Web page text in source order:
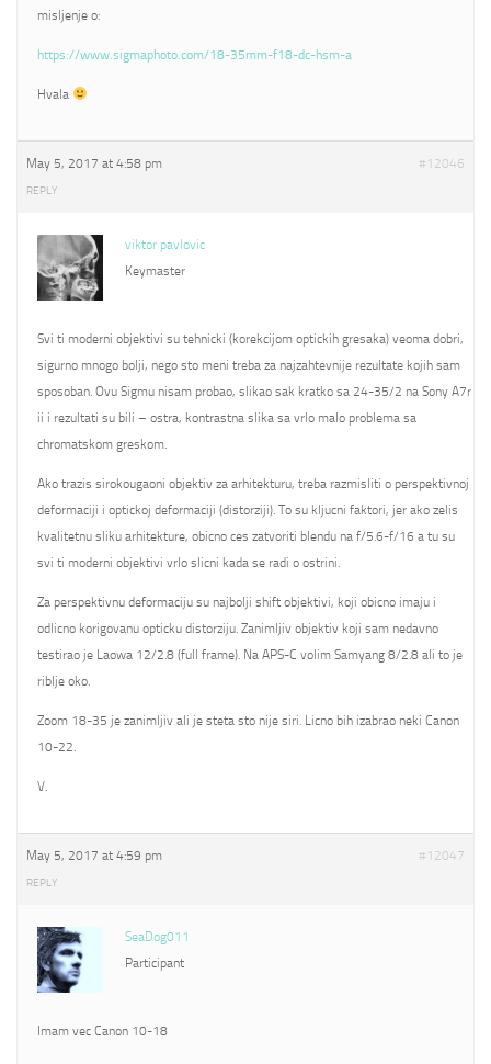
misljenje o:
https://www.sigmaphoto.com/18-35mm-f18-dc-hsm-a
Hvala
May 5, 2017 at 4:58 pm #12046
REPLY
viktor pavlovic
Keymaster
Svi ti moderni objektivi su tehnicki (korekcijom optickih gresaka) veoma dobri,
sigurno mnogo bolji, nego sto meni treba za najzahtevnije rezultate kojih sam
sposoban. Ovu Sigmu nisam probao, slikao sak kratko sa 24-35/2 na Sony A7r
ii i rezultati su bili – ostra, kontrastna slika sa vrlo malo problema sa
chromatskom greskom.
Ako trazis sirokougaoni objektiv za arhitekturu, treba razmisliti o perspektivnoj
deformaciji i optickoj deformaciji (distorziji). To su kljucni faktori, jer ako zelis
kvalitetnu sliku arhitekture, obicno ces zatvoriti blendu na f/5.6-f/16 a tu su
svi ti moderni objektivi vrlo slicni kada se radi o ostrini.
Za perspektivnu deformaciju su najbolji shift objektivi, koji obicno imaju i
odlicno korigovanu opticku distorziju. Zanimljiv objektiv koji sam nedavno
testirao je Laowa 12/2.8 (full frame). Na APS-C volim Samyang 8/2.8 ali to je
riblje oko.
Zoom 18-35 je zanimljiv ali je steta sto nije siri. Licno bih izabrao neki Canon
10-22.
V.
May 5, 2017 at 4:59 pm #12047
REPLY
SeaDog011
Participant
Imam vec Canon 10-18